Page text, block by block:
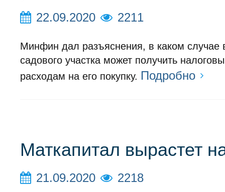
22.09.2020 2211
Минфин дал разъяснения, в каком случае
садового участка может получить
расходам на его покупку. Подробно
Маткапитал вырастет
21.09.2020 2218